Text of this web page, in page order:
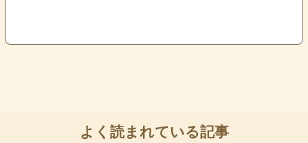
よく読まれている記事